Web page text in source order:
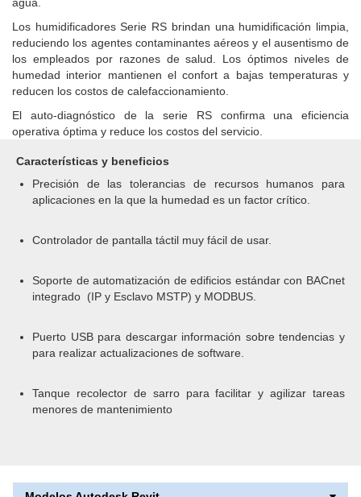
Los humidificadores Serie RS brindan una humidificación limpia,
reduciendo los agentes contaminantes aéreos y el ausentismo de
los empleados por razones de salud. Los óptimos niveles de
humedad interior mantienen el confort a bajas temperaturas y
reducen los costos de calefaccionamiento.
El auto-diagnóstico de la serie RS confirma una eficiencia
operativa óptima y reduce los costos del servicio.
Características y beneficios
Precisión de las tolerancias de recursos humanos para
aplicaciones en la que la humedad es un factor crítico.
Controlador de pantalla táctil muy fácil de usar.
Soporte de automatización de edificios estándar con BACnet
integrado (IP y Esclavo MSTP) y MODBUS.
Puerto USB para descargar información sobre tendencias y
para realizar actualizaciones de software.
Tanque recolector de sarro para facilitar y agilizar tareas
menores de mantenimiento